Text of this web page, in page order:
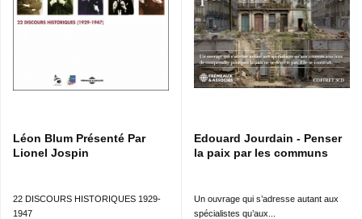
Léon Blum Présenté Par
Lionel Jospin
22 DISCOURS HISTORIQUES 1929-
1947
Edouard Jourdain - Penser
la paix par les communs
Un ouvrage qui s’adresse autant aux
spécialistes qu’aux...